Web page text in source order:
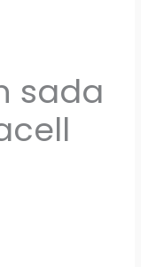
sada